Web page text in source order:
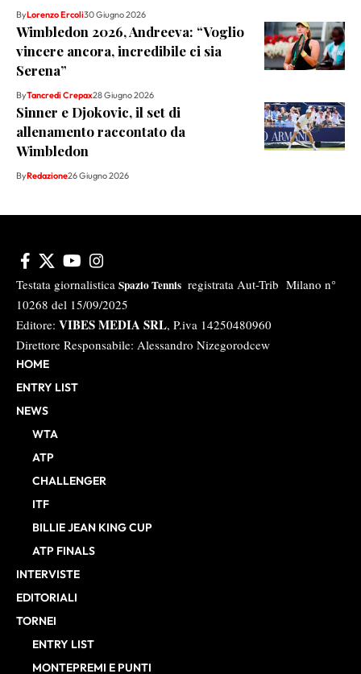
ByLorenzo Ercoli30 Giugno 2026
Wimbledon 2026, Andreeva: “Voglio
vincere ancora, incredibile ci sia
Serena”
ByTancredi Crepax28 Giugno 2026
Sinner e Djokovic, il set di
allenamento raccontato da
Wimbledon
ByRedazione26 Giugno 2026
Testata giornalistica Spazio Tennis registrata Aut-Trib Milano n°
10268 del 15/09/2025
Editore: VIBES MEDIA SRL, P.iva 14250480960
Direttore Responsabile: Alessandro Nizegorodcew
HOME
ENTRY LIST
NEWS
WTA
ATP
CHALLENGER
ITF
BILLIE JEAN KING CUP
ATP FINALS
INTERVISTE
EDITORIALI
TORNEI
ENTRY LIST
MONTEPREMI E PUNTI